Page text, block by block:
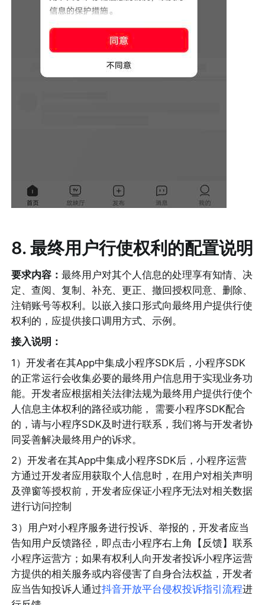
8. 最终用户行使权利的配置说明
要求内容：最终用户对其个人信息的处理享有知情、决
定、查阅、复制、补充、更正、撤回授权同意、删除、
注销账号等权利。以嵌入接口形式向最终用户提供行使
权利的，应提供接口调用方式、示例。
接入说明：
1）开发者在其App中集成小程序SDK后，小程序SDK
的正常运行会收集必要的最终用户信息用于实现业务功
能。开发者应根据相关法律法规为最终用户提供行使个
人信息主体权利的路径或功能， 需要小程序SDK配合
的，请与小程序SDK及时进行联系，我们将与开发者协
同妥善解决最终用户的诉求。
2）开发者在其App中集成小程序SDK后，小程序运营
方通过开发者应用获取个人信息时，在用户对相关声明
及弹窗等授权前，开发者应保证小程序无法对相关数据
进行访问控制
3）用户对小程序服务进行投诉、举报的，开发者应当
告知用户反馈路径，即点击小程序右上角【反馈】联系
小程序运营方；如果有权利人向开发者投诉小程序运营
方提供的相关服务或内容侵害了自身合法权益，开发者
应当告知投诉人通过抖音开放平台侵权投诉指引流程进